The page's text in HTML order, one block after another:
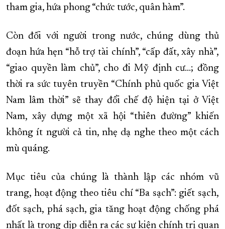
tham gia, hứa phong “chức tước, quân hàm”.
Còn đối với người trong nước, chúng dùng thủ
đoạn hứa hẹn “hỗ trợ tài chính”, “cấp đất, xây nhà”,
“giao quyền làm chủ”, cho đi Mỹ định cư...; đồng
thời ra sức tuyên truyền “Chính phủ quốc gia Việt
Nam lâm thời” sẽ thay đổi chế độ hiện tại ở Việt
Nam, xây dựng một xã hội “thiên đường” khiến
không ít người cả tin, nhẹ dạ nghe theo một cách
mù quáng.
Mục tiêu của chúng là thành lập các nhóm vũ
trang, hoạt động theo tiêu chí “Ba sạch”: giết sạch,
đốt sạch, phá sạch, gia tăng hoạt động chống phá
nhất là trong dịp diễn ra các sự kiện chính trị quan